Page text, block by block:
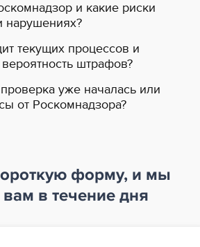
и какие риски
нарушениях?
текущих процессов и
штрафов?
уже началась или
от Роскомнадзора?
форму, и мы
вам в течение дня